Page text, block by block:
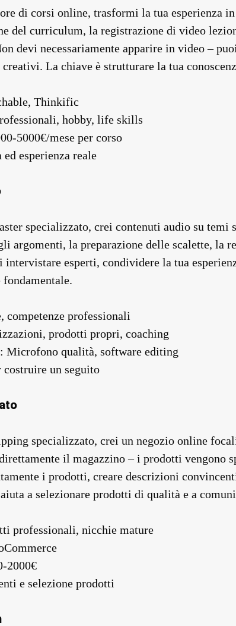
di corsi online, trasformi la tua esperienza
del curriculum, la registrazione di video
devi necessariamente apparire in video –
La chiave è strutturare la tua
Thinkific
hobby, life skills
5000€/mese per corso
esperienza reale
specializzato, crei contenuti audio su
argomenti, la preparazione delle scalette, la
intervistare esperti, condividere la tua
competenze professionali
prodotti propri, coaching
: Microfono qualità, software editing
costruire un seguito
specializzato, crei un negozio online
il magazzino – i prodotti vengono
i prodotti, creare descrizioni
a selezionare prodotti di qualità e a
professionali, nicchie mature
2000€
e selezione prodotti